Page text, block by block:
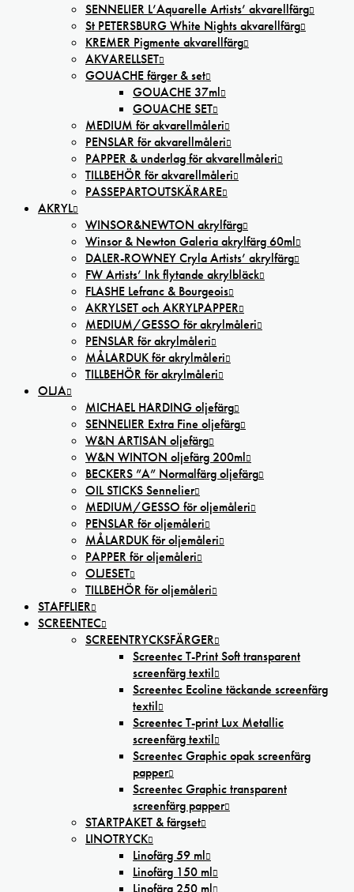
SENNELIER L’Aquarelle Artists’ akvarellfärg
St PETERSBURG White Nights akvarellfärg
KREMER Pigmente akvarellfärg
AKVARELLSET
GOUACHE färger & set
GOUACHE 37ml
GOUACHE SET
MEDIUM för akvarellmåleri
PENSLAR för akvarellmåleri
PAPPER & underlag för akvarellmåleri
TILLBEHÖR för akvarellmåleri
PASSEPARTOUTSKÄRARE
AKRYL
WINSOR&NEWTON akrylfärg
Winsor & Newton Galeria akrylfärg 60ml
DALER-ROWNEY Cryla Artists’ akrylfärg
FW Artists’ Ink flytande akrylbläck
FLASHE Lefranc & Bourgeois
AKRYLSET och AKRYLPAPPER
MEDIUM/GESSO för akrylmåleri
PENSLAR för akrylmåleri
MÅLARDUK för akrylmåleri
TILLBEHÖR för akrylmåleri
OLJA
MICHAEL HARDING oljefärg
SENNELIER Extra Fine oljefärg
W&N ARTISAN oljefärg
W&N WINTON oljefärg 200ml
BECKERS ”A” Normalfärg oljefärg
OIL STICKS Sennelier
MEDIUM/GESSO för oljemåleri
PENSLAR för oljemåleri
MÅLARDUK för oljemåleri
PAPPER för oljemåleri
OLJESET
TILLBEHÖR för oljemåleri
STAFFLIER
SCREENTEC
SCREENTRYCKSFÄRGER
Screentec T-Print Soft transparent
screenfärg textil
Screentec Ecoline täckande screenfärg
textil
Screentec T-print Lux Metallic
screenfärg textil
Screentec Graphic opak screenfärg
papper
Screentec Graphic transparent
screenfärg papper
STARTPAKET & färgset
LINOTRYCK
Linofärg 59 ml
Linofärg 150 ml
Linofärg 250 ml